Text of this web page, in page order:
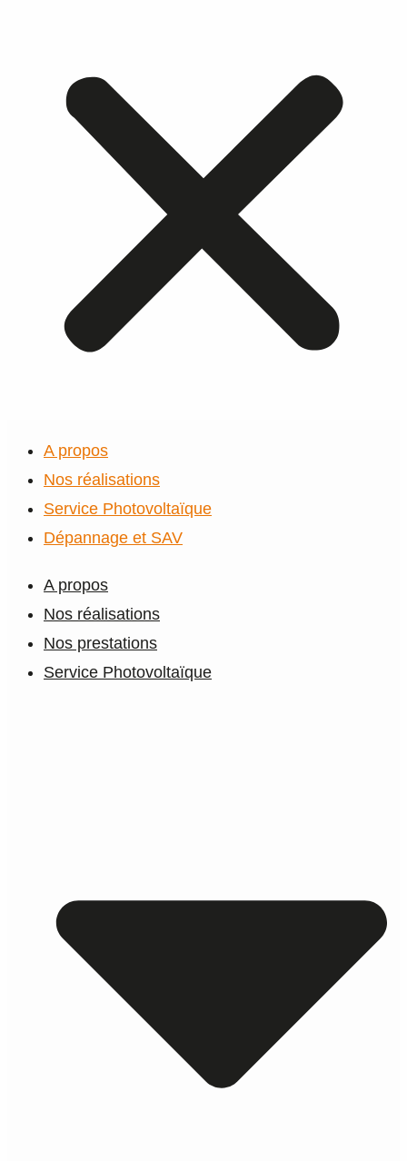
A propos
Nos réalisations
Service Photovoltaïque
Dépannage et SAV
A propos
Nos réalisations
Nos prestations
Service Photovoltaïque